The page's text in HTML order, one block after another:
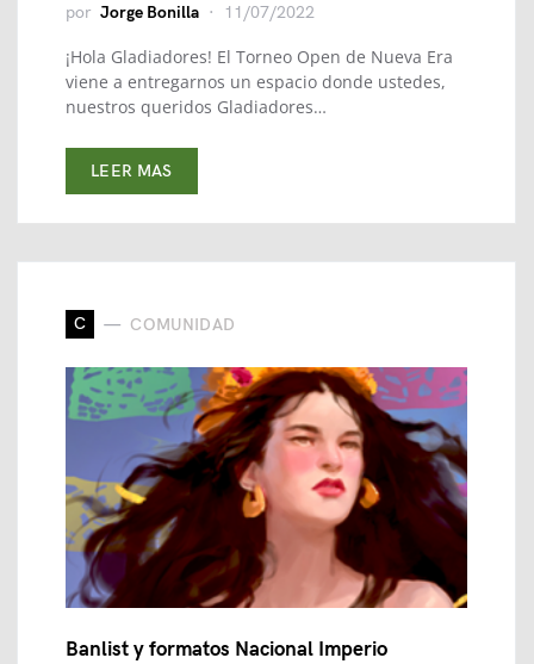
por Jorge Bonilla 11/07/2022
¡Hola Gladiadores! El Torneo Open de Nueva Era
viene a entregarnos un espacio donde ustedes,
nuestros queridos Gladiadores…
LEER MAS
C COMUNIDAD
Banlist y formatos Nacional Imperio